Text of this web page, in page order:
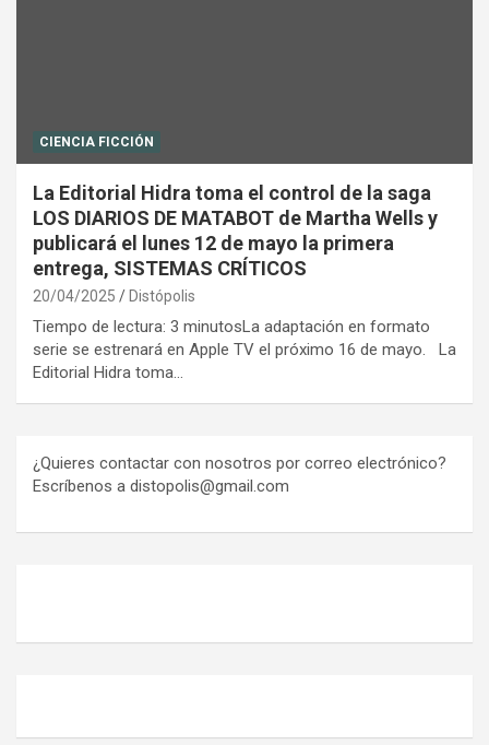
CIENCIA FICCIÓN
La Editorial Hidra toma el control de la saga
LOS DIARIOS DE MATABOT de Martha Wells y
publicará el lunes 12 de mayo la primera
entrega, SISTEMAS CRÍTICOS
20/04/2025 Distópolis
Tiempo de lectura: 3 minutosLa adaptación en formato
serie se estrenará en Apple TV el próximo 16 de mayo. La
Editorial Hidra toma…
¿Quieres contactar con nosotros por correo electrónico?
Escríbenos a distopolis@gmail.com